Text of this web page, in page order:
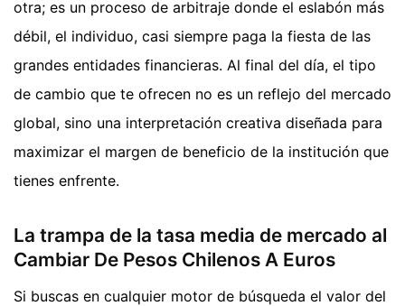
otra; es un proceso de arbitraje donde el eslabón más
débil, el individuo, casi siempre paga la fiesta de las
grandes entidades financieras. Al final del día, el tipo
de cambio que te ofrecen no es un reflejo del mercado
global, sino una interpretación creativa diseñada para
maximizar el margen de beneficio de la institución que
tienes enfrente.
La trampa de la tasa media de mercado al
Cambiar De Pesos Chilenos A Euros
Si buscas en cualquier motor de búsqueda el valor del